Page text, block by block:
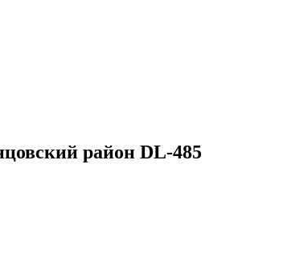
район DL-485